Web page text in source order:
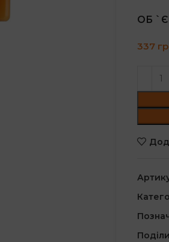
ОБ
337